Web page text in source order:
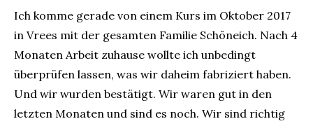
Ich komme gerade von einem Kurs im Oktober 2017
in Vrees mit der gesamten Familie Schöneich. Nach 4
Monaten Arbeit zuhause wollte ich unbedingt
überprüfen lassen, was wir daheim fabriziert haben.
Und wir wurden bestätigt. Wir waren gut in den
letzten Monaten und sind es noch. Wir sind richtig